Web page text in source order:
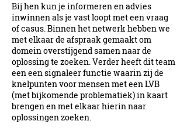
Bij hen kun je informeren en advies
inwinnen als je vast loopt met een vraag
of casus. Binnen het netwerk hebben we
met elkaar de afspraak gemaakt om
domein overstijgend samen naar de
oplossing te zoeken. Verder heeft dit team
een een signaleer functie waarin zij de
knelpunten voor mensen met een LVB
(met bijkomende problematiek) in kaart
brengen en met elkaar hierin naar
oplossingen zoeken.